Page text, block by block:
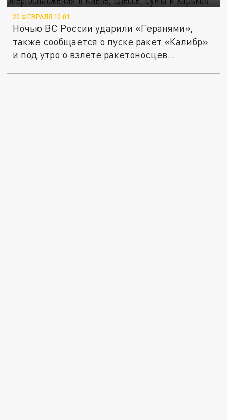
20 ФЕВРАЛЯ 10:01
Ночью ВС России ударили «Геранями»,
также сообщается о пуске ракет «Калибр»
и под утро о взлете ракетоносцев...